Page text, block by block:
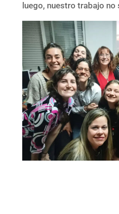
luego, nuestro trabajo